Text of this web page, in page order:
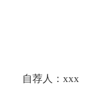
自荐人：xxx